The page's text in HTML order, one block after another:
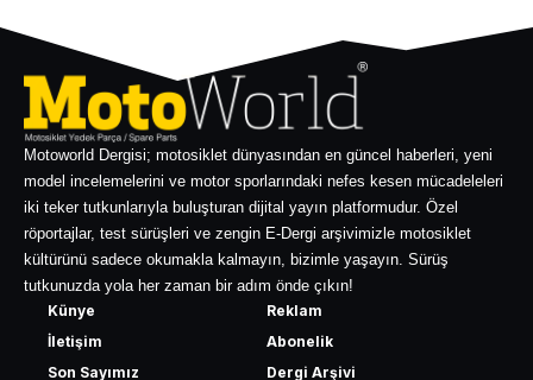
Motoworld Dergisi; motosiklet dünyasından en güncel haberleri, yeni
model incelemelerini ve motor sporlarındaki nefes kesen mücadeleleri
iki teker tutkunlarıyla buluşturan dijital yayın platformudur. Özel
röportajlar, test sürüşleri ve zengin E-Dergi arşivimizle motosiklet
kültürünü sadece okumakla kalmayın, bizimle yaşayın. Sürüş
tutkunuzda yola her zaman bir adım önde çıkın!
Künye
İletişim
Son Sayımız
Reklam
Abonelik
Dergi Arşivi